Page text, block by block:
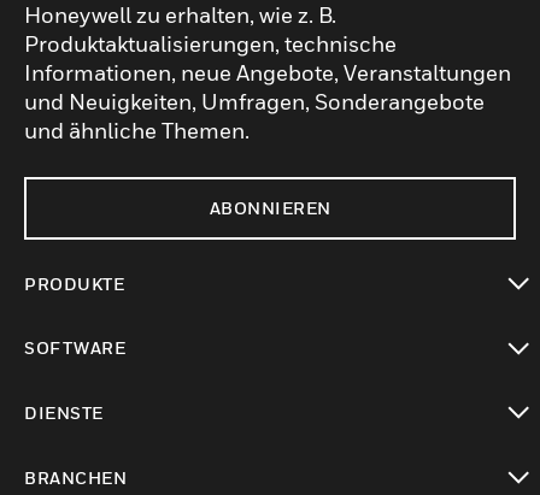
Honeywell zu erhalten, wie z. B.
Produktaktualisierungen, technische
Informationen, neue Angebote, Veranstaltungen
und Neuigkeiten, Umfragen, Sonderangebote
und ähnliche Themen.
ABONNIEREN
PRODUKTE
SOFTWARE
DIENSTE
BRANCHEN